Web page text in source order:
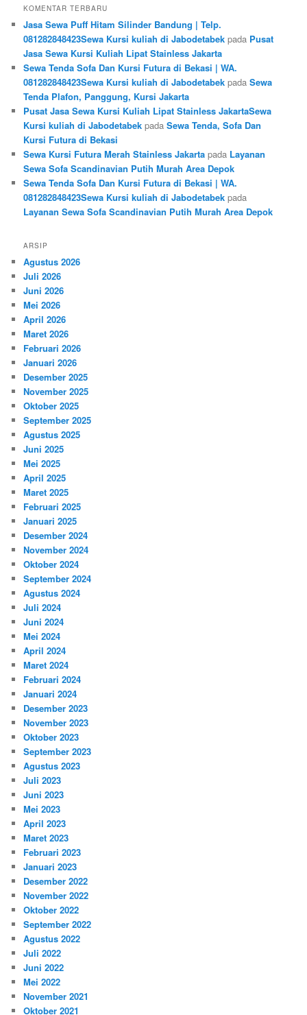
KOMENTAR TERBARU
Jasa Sewa Puff Hitam Silinder Bandung | Telp.
081282848423Sewa Kursi kuliah di Jabodetabek pada Pusat
Jasa Sewa Kursi Kuliah Lipat Stainless Jakarta
Sewa Tenda Sofa Dan Kursi Futura di Bekasi | WA.
081282848423Sewa Kursi kuliah di Jabodetabek padaSewa
Tenda Plafon, Panggung, Kursi Jakarta
Pusat Jasa Sewa Kursi Kuliah Lipat Stainless JakartaSewa
Kursi kuliah di Jabodetabek padaSewa Tenda, Sofa Dan
Kursi Futura di Bekasi
Sewa Kursi Futura Merah Stainless Jakarta pada Layanan
Sewa Sofa Scandinavian Putih Murah Area Depok
Sewa Tenda Sofa Dan Kursi Futura di Bekasi | WA.
081282848423Sewa Kursi kuliah di Jabodetabek pada
Layanan Sewa Sofa Scandinavian Putih Murah Area Depok
ARSIP
Agustus 2026
Juli 2026
Juni 2026
Mei 2026
April 2026
Maret 2026
Februari 2026
Januari 2026
Desember 2025
November 2025
Oktober 2025
September 2025
Agustus 2025
Juni 2025
Mei 2025
April 2025
Maret 2025
Februari 2025
Januari 2025
Desember 2024
November 2024
Oktober 2024
September 2024
Agustus 2024
Juli 2024
Juni 2024
Mei 2024
April 2024
Maret 2024
Februari 2024
Januari 2024
Desember 2023
November 2023
Oktober 2023
September 2023
Agustus 2023
Juli 2023
Juni 2023
Mei 2023
April 2023
Maret 2023
Februari 2023
Januari 2023
Desember 2022
November 2022
Oktober 2022
September 2022
Agustus 2022
Juli 2022
Juni 2022
Mei 2022
November 2021
Oktober 2021